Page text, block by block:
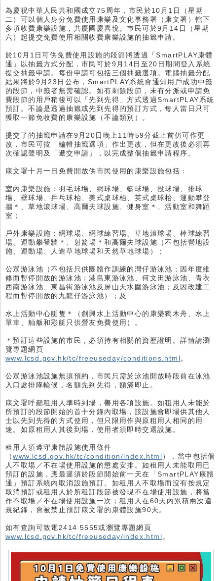
為慶祝中華人民共和國成立75周年，市民於10月1日（星期
二）可以個人身分免費使用康樂及文化事務署（康文署）轄下
多項收費康樂設施，共慶國慶喜悅。巿民可於9月14日（星期
六）起提交免費使用相關收費康樂設施的抽籤申請。
於10月1日可供免費使用設施的段節將透過「SmartPLAY康體
通」以抽籤方式分配，市民可於9月14日至20日期間登入系統
提交抽籤申請。每份申請可包括三個抽籤選項。電腦抽籤分配
結果將於9月23日公布，SmartPLAY系統會通知用戶成功中籤
的段節，中籤者無需確認。如有剩餘段節，未有分派或申請免
費段節的用戶稍後可以「先到先得」方式透過SmartPLAY系統
預訂。不論是透過抽籤或先到先得的預訂方式，每人當日只可
獲取一節免收費的康樂設施（不論類別）。
提交了的抽籤申請在9月20日晚上11時59分截止前仍可作更
改，市民可按「編輯抽籤選項」作出更改，但在更改後必須再
次確認聲明及「遞交申請」，以完成整個抽籤申請程序。
康文署十月一日免費開放供市民使用的康樂設施包括：
室內康樂設施：羽毛球場、網球場、籃球場、投球場、排球
場、壁球場、乒乓球枱、美式桌球枱、英式桌球枱、運動攀登
牆＊、草地滾球場、高爾夫球設施、健身室＊、活動室和舞蹈
室；
戶外康樂設施：網球場、網球練習場、草地滾球場、棒球練習
場、運動攀登牆＊、射箭場＊和高爾夫球設施（不包括營地設
施、運動場、人造草地球場和天然草地球場）；
公眾游泳池（不包括只供團體作訓練的灣仔游泳池；因年度維
修而暫停開放的游泳池：港島東游泳池、何文田游泳池、青衣
西南游泳池、東昌街游泳池及屏山天水圍游泳池；及因改建工
程而暫停開放的九龍仔游泳池）；及
水上活動中心艇隻＊（創興水上活動中心的康樂獨木舟、水上
單車、舢舨和彩艇只供營友免費使用）。
＊預訂這些設施的市民，必須持有相關的資歷證明。詳情請瀏
覽專題網頁
www.lcsd.gov.hk/tc/freeuseday/conditions.html。
公眾游泳池設施無須預約，市民只需於泳池開放時段前在泳池
入口處排隊輪候，名額先到先得，額滿即止。
康文署呼籲租用人準時到場，善用各項設施。如租用人未能於
所預訂的段節開始的首十分鐘內取場，該設施會即場供其他人
士以先到先得的方式使用，但只限用作與原租用人相同的用
途。如原租用人其後到場，使用者須即時交還設施。
租用人須遵守康體設施使用條件
（www.lcsd.gov.hk/tc/condition/index.html），當中包括個
人不取場／不在場使用設施的懲處安排。如租用人未能取用已
預訂的設施，應最遲須於段節開始前一天在「SmartPLAY康體
通」預訂系統內取消設施預訂。如租用人不取場而沒有按規定
取消預訂或租用人於所租訂段節被發現不在場使用設施，將當
作不取場／不在場使用設施一次；租用人在60天內累積兩次違
規紀錄，會被禁止預訂康文署的康體設施90天。
如有查詢可致電2414 5555或瀏覽專題網頁
www.lcsd.gov.hk/tc/freeuseday/index.html。